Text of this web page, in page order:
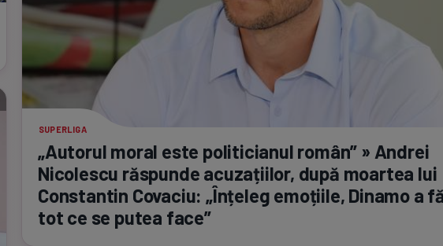
SUPERLIGA
„Autorul moral este politicianul român” » Andrei
Nicolescu răspunde acuzațiilor, după moartea lui
Constantin Covaciu: „Înțeleg emoțiile, Dinamo a
tot ce se putea face”